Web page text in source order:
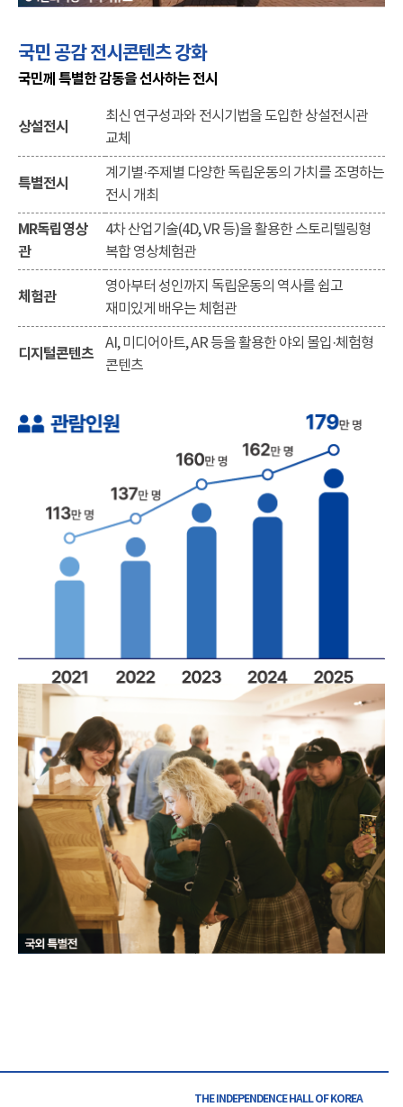
국민 공감 전시콘텐츠 강화
국민께 특별한 감동을 선사하는 전시
상설전시
최신 연구성과와 전시기법을 도입한 상설전시관
교체
특별전시
계기별·주제별 다양한 독립운동의 가치를 조명하는
전시 개최
MR독립영상
관
4차 산업기술(4D, VR 등)을 활용한 스토리텔링형
복합 영상체험관
체험관
영아부터 성인까지 독립운동의 역사를 쉽고
재미있게 배우는 체험관
디지털콘텐츠
AI, 미디어아트, AR 등을 활용한 야외 몰입·체험형
콘텐츠
THE INDEPENDENCE HALL OFKOREA